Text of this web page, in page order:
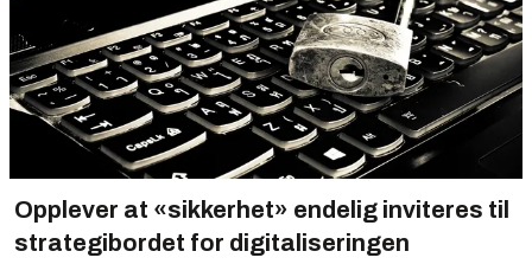
Opplever at «sikkerhet» endelig inviteres til
strategibordet for digitaliseringen